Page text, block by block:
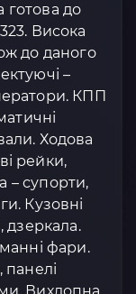
готова до
Висока
до даного
–
КПП
Ходова
рейки,
– супорти,
Кузовні
дзеркала.
фари.
панелі